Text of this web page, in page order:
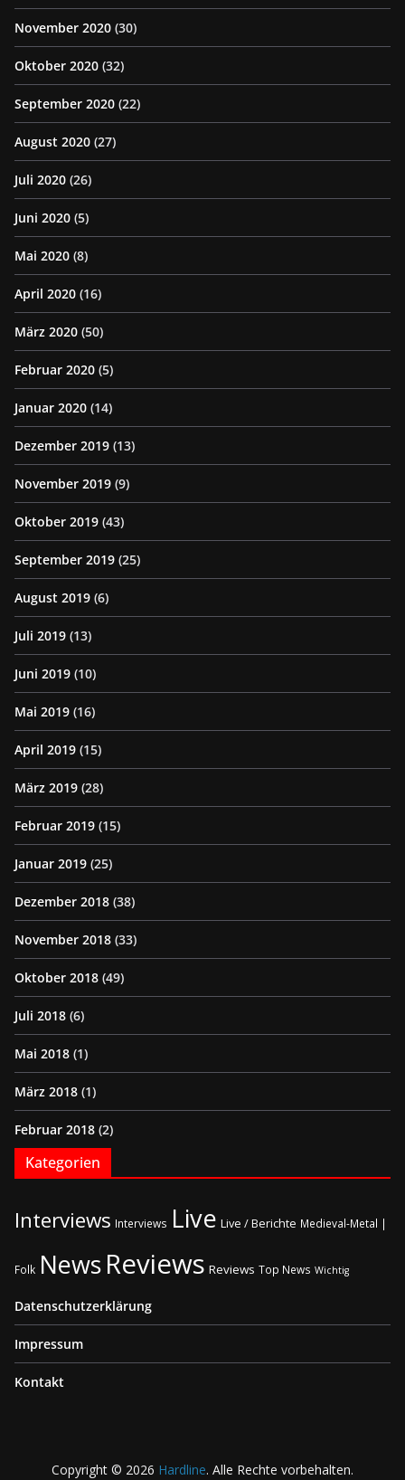
November 2020 (30)
Oktober 2020 (32)
September 2020 (22)
August 2020 (27)
Juli 2020 (26)
Juni 2020 (5)
Mai 2020 (8)
April 2020 (16)
März 2020 (50)
Februar 2020 (5)
Januar 2020 (14)
Dezember 2019 (13)
November 2019 (9)
Oktober 2019 (43)
September 2019 (25)
August 2019 (6)
Juli 2019 (13)
Juni 2019 (10)
Mai 2019 (16)
April 2019 (15)
März 2019 (28)
Februar 2019 (15)
Januar 2019 (25)
Dezember 2018 (38)
November 2018 (33)
Oktober 2018 (49)
Juli 2018 (6)
Mai 2018 (1)
März 2018 (1)
Februar 2018 (2)
Kategorien
Interviews Interviews Live Live / Berichte Medieval-Metal |
Folk NewsReviews Reviews Top News Wichtig
Datenschutzerklärung
Impressum
Kontakt
Copyright © 2026 Hardline. Alle Rechte vorbehalten.